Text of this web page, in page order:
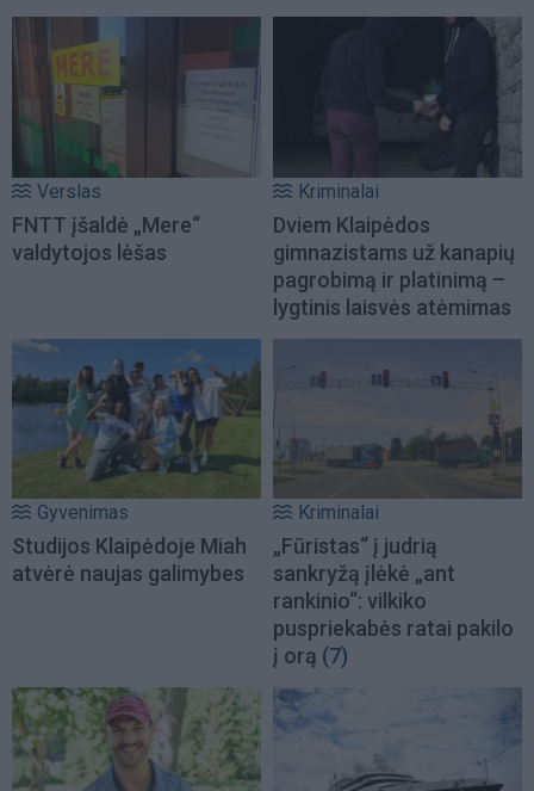
Verslas
FNTT įšaldė „Mere“
valdytojos lėšas
Kriminalai
Dviem Klaipėdos
gimnazistams už kanapių
pagrobimą ir platinimą –
lygtinis laisvės atėmimas
Gyvenimas
Studijos Klaipėdoje Miah
atvėrė naujas galimybes
Kriminalai
„Fūristas“ į judrią
sankryžą įlėkė „ant
rankinio“: vilkiko
puspriekabės ratai pakilo
į orą (7)